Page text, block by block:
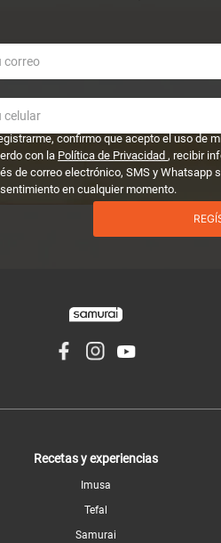
confirmo que acepto el uso de
con la Política de Privacidad , recibir
de correo electrónico, SMS y Whatsapp
en cualquier momento.
Recetas y experiencias
Imusa
Tefal
Samurai